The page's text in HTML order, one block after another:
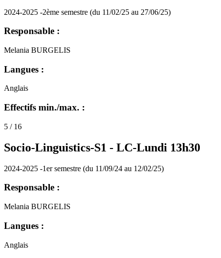
2024-2025 -2ème semestre (du 11/02/25 au 27/06/25)
Responsable :
Melania BURGELIS
Langues :
Anglais
Effectifs min./max. :
5 / 16
Socio-Linguistics-S1 - LC-Lundi 13h30
2024-2025 -1er semestre (du 11/09/24 au 12/02/25)
Responsable :
Melania BURGELIS
Langues :
Anglais